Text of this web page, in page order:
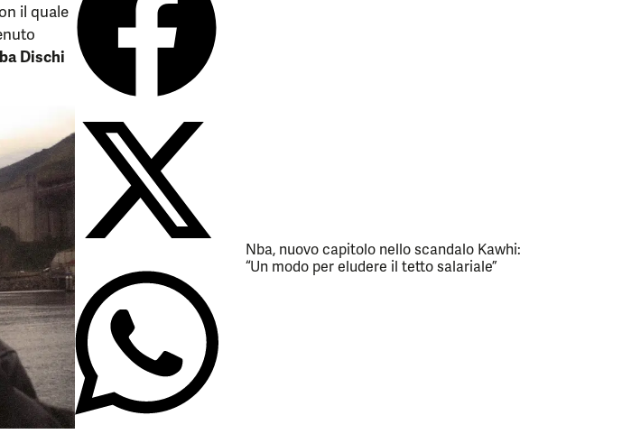
il quale
Dischi
Nba, nuovo capitolo nello scandalo Kawhi:
“Un modo per eludere il tetto salariale”